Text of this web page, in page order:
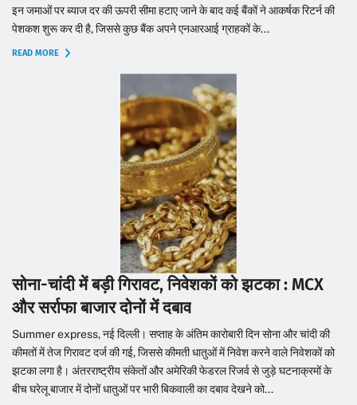
इन जमाओं पर ब्याज दर की ऊपरी सीमा हटाए जाने के बाद कई बैंकों ने आकर्षक रिटर्न की
पेशकश शुरू कर दी है, जिससे कुछ बैंक अपने एनआरआई ग्राहकों के...
READ MORE
सोना-चांदी में बड़ी गिरावट, निवेशकों को झटका : MCX
और सर्राफा बाजार दोनों में दबाव
Summer express, नई दिल्ली। सप्ताह के अंतिम कारोबारी दिन सोना और चांदी की
कीमतों में तेज गिरावट दर्ज की गई, जिससे कीमती धातुओं में निवेश करने वाले निवेशकों को
झटका लगा है। अंतरराष्ट्रीय संकेतों और अमेरिकी फेडरल रिजर्व से जुड़े घटनाक्रमों के
बीच घरेलू बाजार में दोनों धातुओं पर भारी बिकवाली का दबाव देखने को...